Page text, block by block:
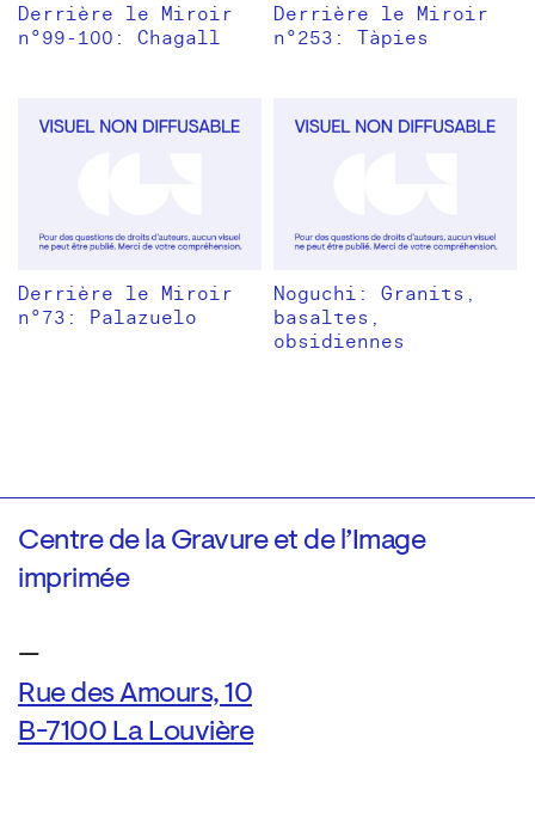
Derrière le Miroir
n°99-100: Chagall
Derrière le Miroir
n°253: Tàpies
Derrière le Miroir
n°73: Palazuelo
Noguchi: Granits,
basaltes,
obsidiennes
Centre de la Gravure et de l’Image
imprimée
—
Rue des Amours, 10
B-7100 La Louvière